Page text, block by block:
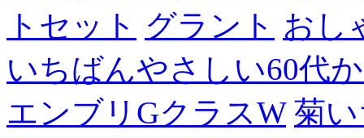
トセット グラント おし
いちばんやさしい60代
エンブリGクラスW 菊